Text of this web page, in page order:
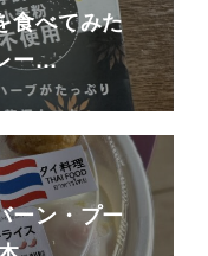
食べてみた
ー…
ーン・プー